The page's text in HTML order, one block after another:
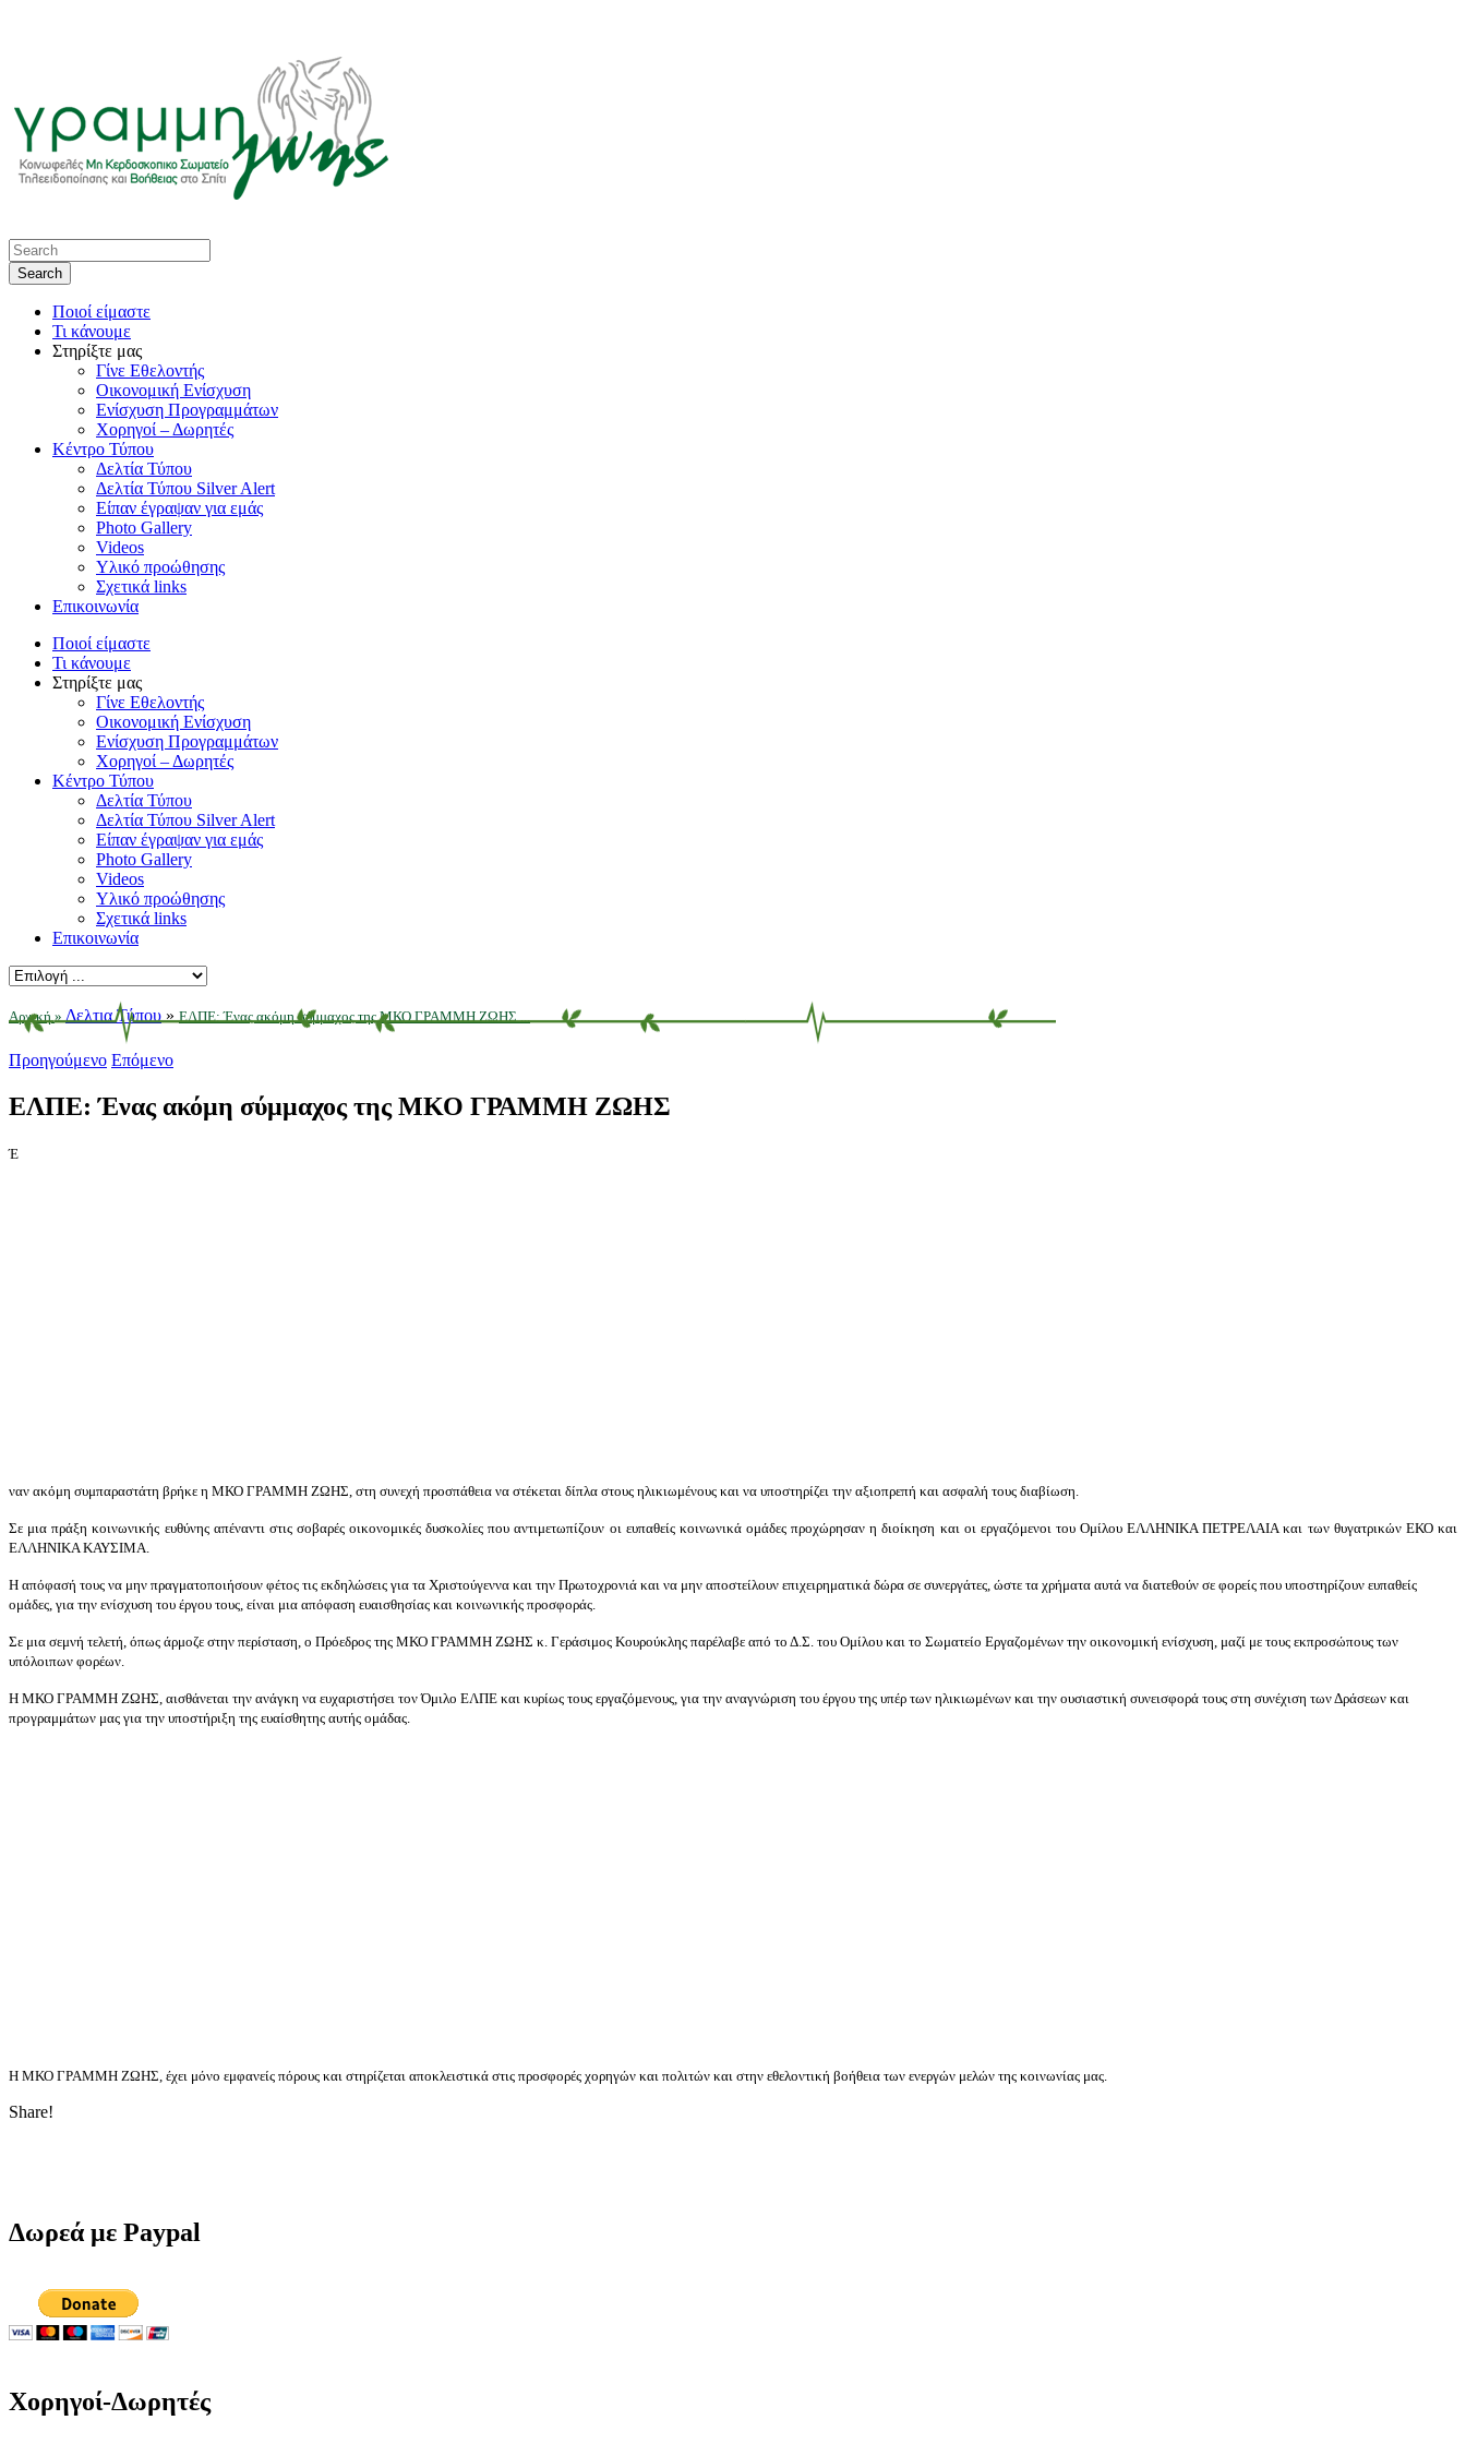
Ποιοί είμαστε
Τι κάνουμε
Στηρίξτε μας
Γίνε Εθελοντής
Οικονομική Ενίσχυση
Ενίσχυση Προγραμμάτων
Χορηγοί – Δωρητές
Κέντρο Τύπου
Δελτία Τύπου
Δελτία Τύπου Silver Alert
Είπαν έγραψαν για εμάς
Photo Gallery
Videos
Υλικό προώθησης
Σχετικά links
Επικοινωνία
Ποιοί είμαστε
Τι κάνουμε
Στηρίξτε μας
Γίνε Εθελοντής
Οικονομική Ενίσχυση
Ενίσχυση Προγραμμάτων
Χορηγοί – Δωρητές
Κέντρο Τύπου
Δελτία Τύπου
Δελτία Τύπου Silver Alert
Είπαν έγραψαν για εμάς
Photo Gallery
Videos
Υλικό προώθησης
Σχετικά links
Επικοινωνία
Αρχική » Δελτια Τύπου » ΕΛΠΕ: Ένας ακόμη σύμμαχος της ΜΚΟ ΓΡΑΜΜΗ ΖΩΗΣ ...
Προηγούμενο Επόμενο
ΕΛΠΕ: Ένας ακόμη σύμμαχος της ΜΚΟ ΓΡΑΜΜΗ ΖΩΗΣ
Έ
ναν ακόμη συμπαραστάτη βρήκε η ΜΚΟ ΓΡΑΜΜΗ ΖΩΗΣ, στη συνεχή προσπάθεια να στέκεται δίπλα στους ηλικιωμένους και να υποστηρίζει την αξιοπρεπή και ασφαλή τους διαβίωση.
Σε μια πράξη κοινωνικής ευθύνης απέναντι στις σοβαρές οικονομικές δυσκολίες που αντιμετωπίζουν οι ευπαθείς κοινωνικά ομάδες προχώρησαν η διοίκηση και οι εργαζόμενοι του Ομίλου ΕΛΛΗΝΙΚΑ ΠΕΤΡΕΛΑΙΑ και των θυγατρικών ΕΚΟ και
ΕΛΛΗΝΙΚΑ ΚΑΥΣΙΜΑ.
Η απόφασή τους να μην πραγματοποιήσουν φέτος τις εκδηλώσεις για τα Χριστούγεννα και την Πρωτοχρονιά και να μην αποστείλουν επιχειρηματικά δώρα σε συνεργάτες, ώστε τα χρήματα αυτά να διατεθούν σε φορείς που υποστηρίζουν ευπαθείς
ομάδες, για την ενίσχυση του έργου τους, είναι μια απόφαση ευαισθησίας και κοινωνικής προσφοράς.
Σε μια σεμνή τελετή, όπως άρμοζε στην περίσταση, ο Πρόεδρος της ΜΚΟ ΓΡΑΜΜΗ ΖΩΗΣ κ. Γεράσιμος Κουρούκλης παρέλαβε από το Δ.Σ. του Ομίλου και το Σωματείο Εργαζομένων την οικονομική ενίσχυση, μαζί με τους εκπροσώπους των
υπόλοιπων φορέων.
Η ΜΚΟ ΓΡΑΜΜΗ ΖΩΗΣ, αισθάνεται την ανάγκη να ευχαριστήσει τον Όμιλο ΕΛΠΕ και κυρίως τους εργαζόμενους, για την αναγνώριση του έργου της υπέρ των ηλικιωμένων και την ουσιαστική συνεισφορά τους στη συνέχιση των Δράσεων και
προγραμμάτων μας για την υποστήριξη της ευαίσθητης αυτής ομάδας.
Η ΜΚΟ ΓΡΑΜΜΗ ΖΩΗΣ, έχει μόνο εμφανείς πόρους και στηρίζεται αποκλειστικά στις προσφορές χορηγών και πολιτών και στην εθελοντική βοήθεια των ενεργών μελών της κοινωνίας μας.
Share!
Δωρεά με Paypal
Χορηγοί-Δωρητές